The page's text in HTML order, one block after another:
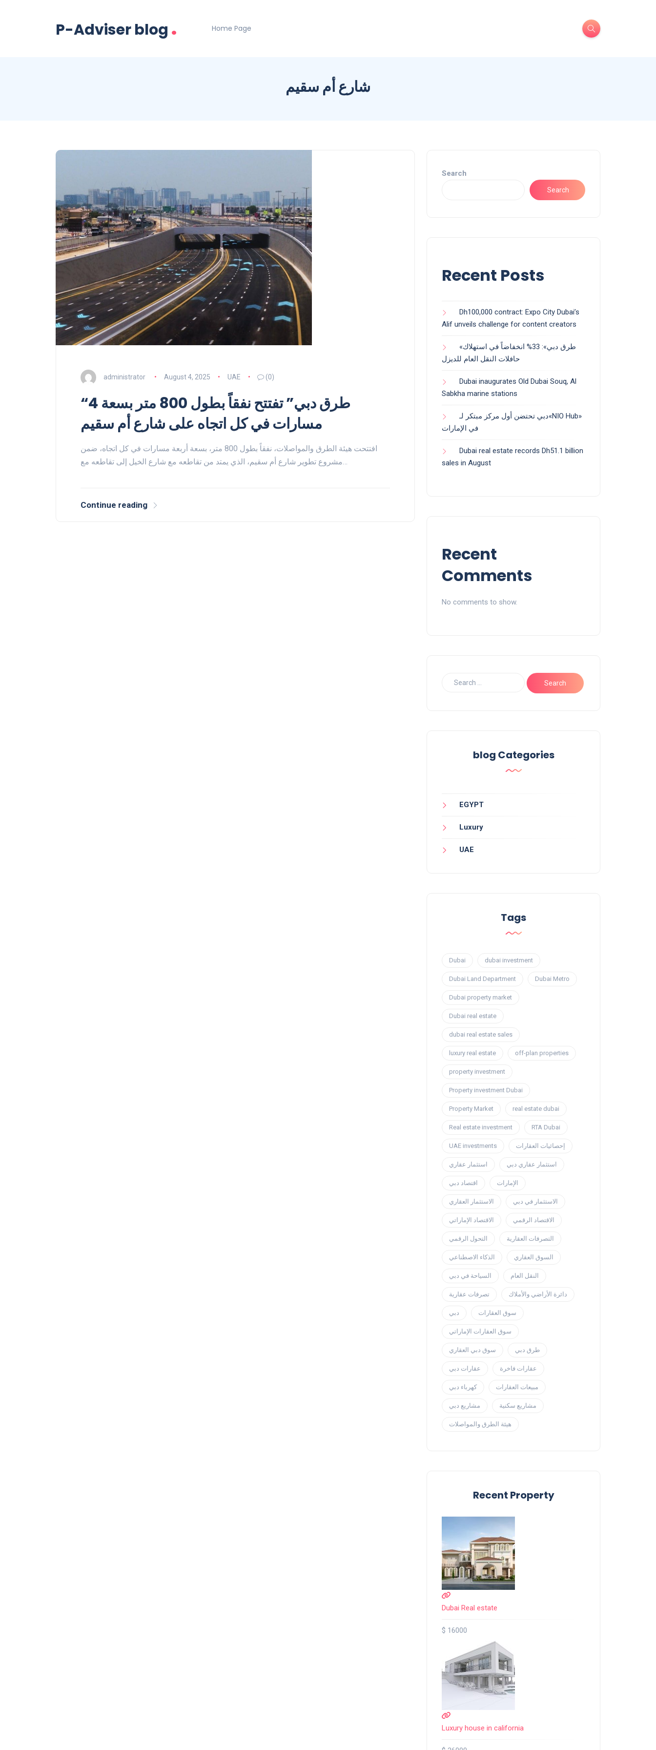
P-Adviser blog . Home Page
شارع أم سقيم
administrator August 4, 2025 UAE (0)
“طرق دبي” تفتتح نفقاً بطول 800 متر بسعة 4
مسارات في كل اتجاه على شارع أم سقيم
افتتحت هيئة الطرق والمواصلات، نفقاً بطول 800 متر، بسعة أربعة مسارات في كل اتجاه، ضمن
مشروع تطوير شارع أم سقيم، الذي يمتد من تقاطعه مع شارع الخيل إلى تقاطعه مع…
Continue reading
Search
Search
Recent Posts
Dh100,000 contract: Expo City Dubai’s
Alif unveils challenge for content creators
«طرق دبي»: 33% انخفاضاً في استهلاك
حافلات النقل العام للديزل
Dubai inaugurates Old Dubai Souq, Al
Sabkha marine stations
دبي تحتضن أول مركز مبتكر لـ«NIO Hub»
في الإمارات
Dubai real estate records Dh51.1 billion
sales in August
Recent
Comments
No comments to show.
blog Categories
EGYPT
Luxury
UAE
Tags
Dubai dubai investment
Dubai Land Department Dubai Metro
Dubai property market
Dubai real estate
dubai real estate sales
luxury real estate off-plan properties
property investment
Property investment Dubai
Property Market real estate dubai
Real estate investment RTA Dubai
UAE investments إحصائيات العقارات
استثمار عقاري استثمار عقاري دبي
اقتصاد دبي الإمارات
الاستثمار العقاري الاستثمار في دبي
الاقتصاد الإماراتي الاقتصاد الرقمي
التحول الرقمي التصرفات العقارية
الذكاء الاصطناعي السوق العقاري
السياحة في دبي النقل العام
تصرفات عقارية دائرة الأراضي والأملاك
دبي سوق العقارات
سوق العقارات الإماراتي
سوق دبي العقاري طرق دبي
عقارات دبي عقارات فاخرة
كهرباء دبي مبيعات العقارات
مشاريع دبي مشاريع سكنية
هيئة الطرق والمواصلات
Recent Property
Dubai Real estate
$ 16000
Luxury house in california